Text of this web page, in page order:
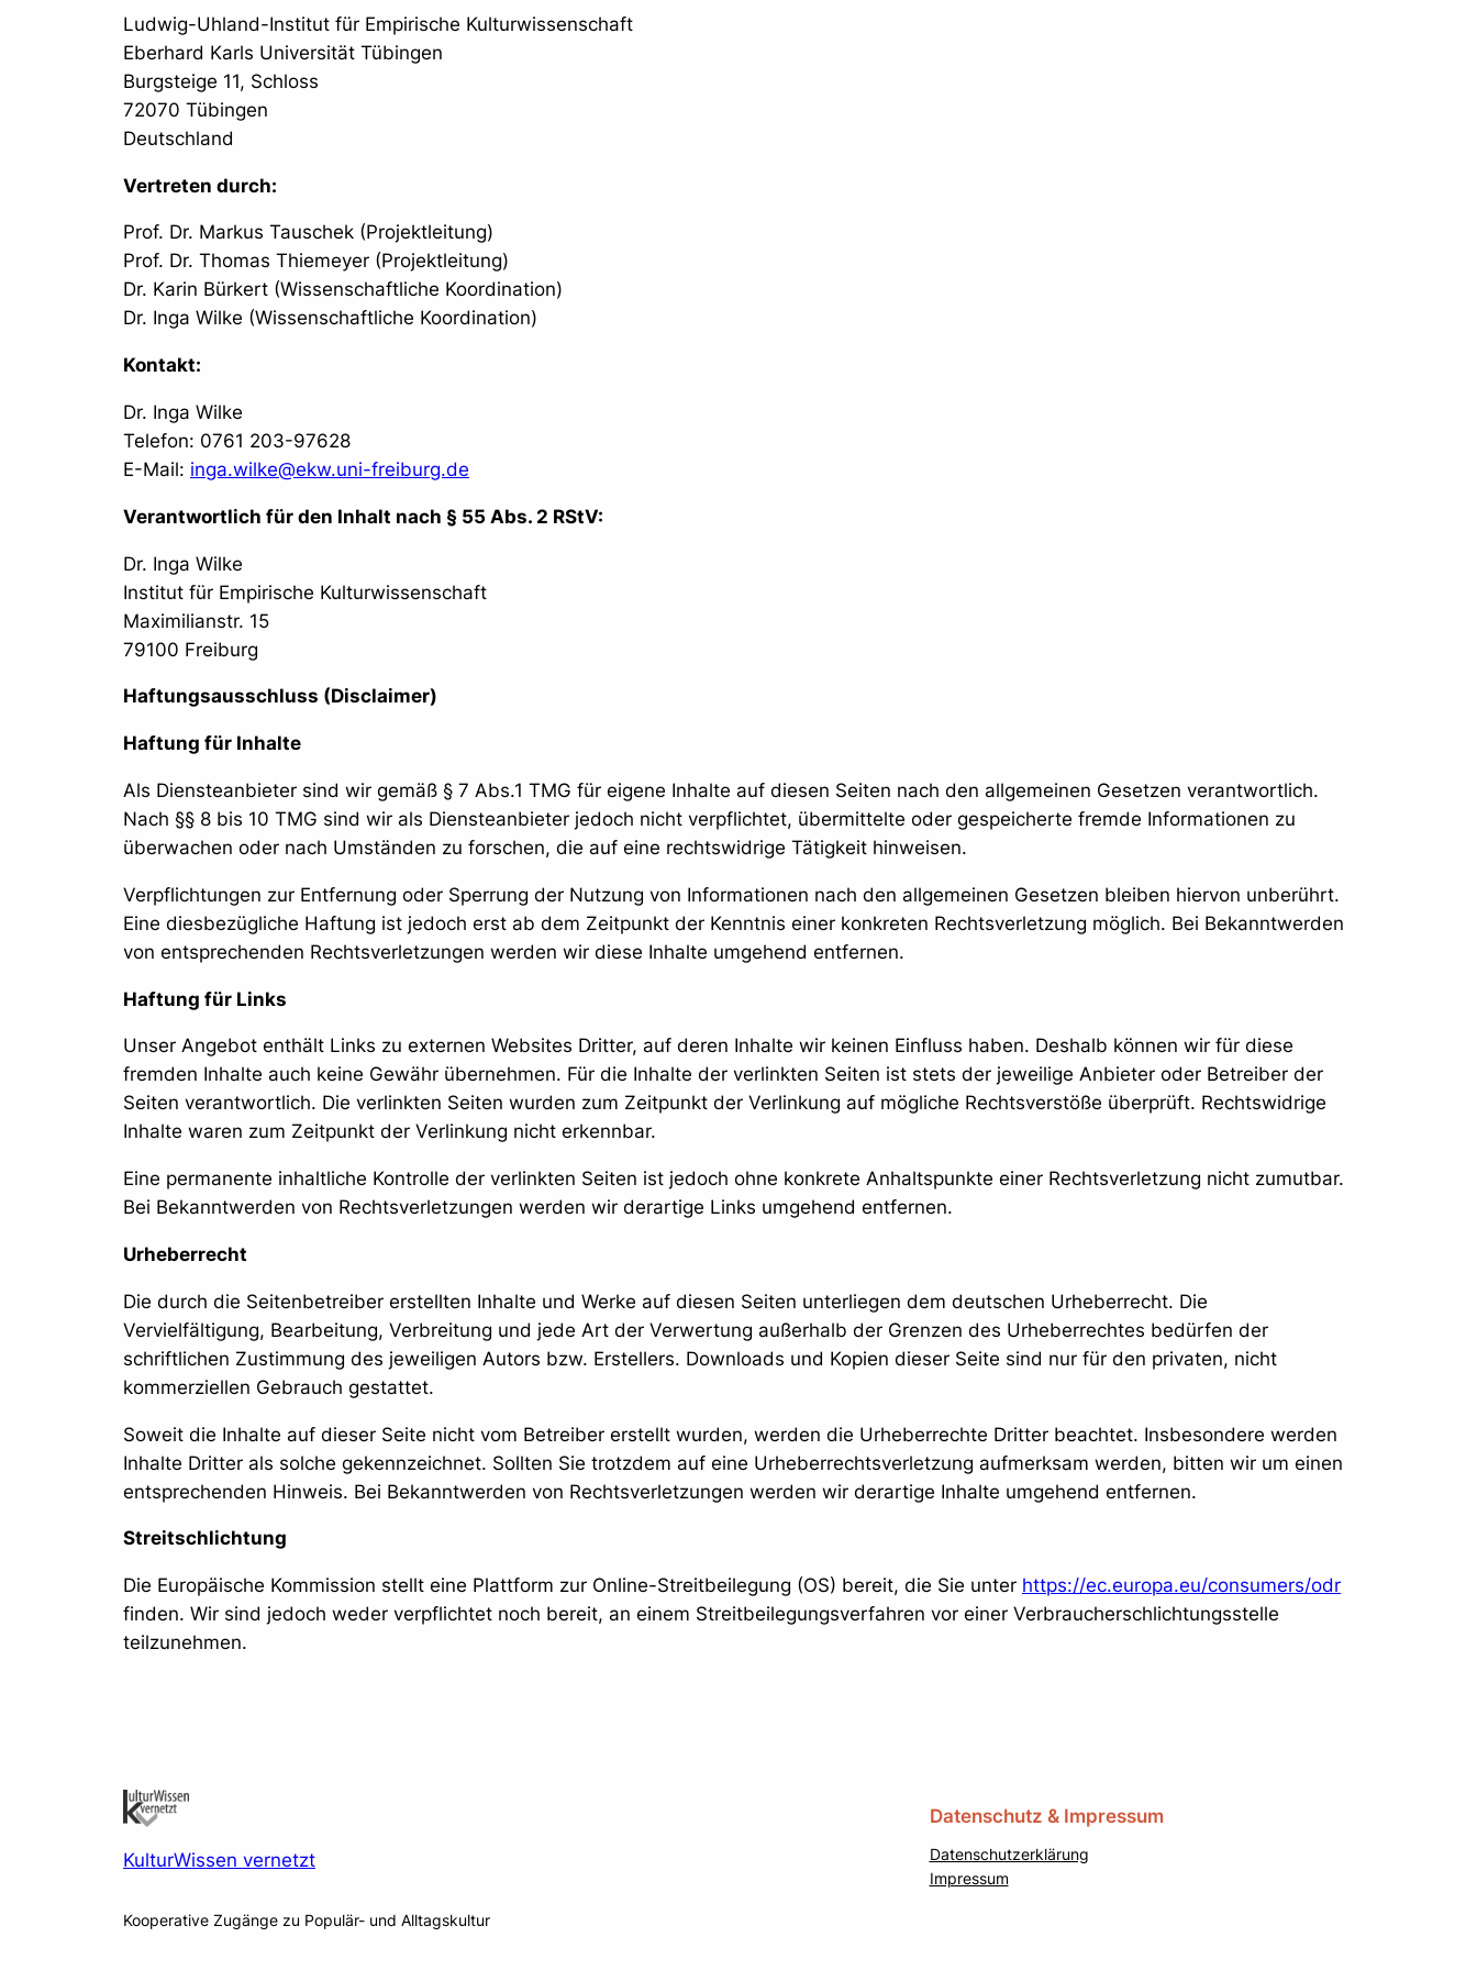
Ludwig-Uhland-Institut für Empirische Kulturwissenschaft
Eberhard Karls Universität Tübingen
Burgsteige 11, Schloss
72070 Tübingen
Deutschland
Vertreten durch:
Prof. Dr. Markus Tauschek (Projektleitung)
Prof. Dr. Thomas Thiemeyer (Projektleitung)
Dr. Karin Bürkert (Wissenschaftliche Koordination)
Dr. Inga Wilke (Wissenschaftliche Koordination)
Kontakt:
Dr. Inga Wilke
Telefon: 0761 203-97628
E-Mail: inga.wilke@ekw.uni-freiburg.de
Verantwortlich für den Inhalt nach § 55 Abs. 2 RStV:
Dr. Inga Wilke
Institut für Empirische Kulturwissenschaft
Maximilianstr. 15
79100 Freiburg
Haftungsausschluss (Disclaimer)
Haftung für Inhalte
Als Diensteanbieter sind wir gemäß § 7 Abs.1 TMG für eigene Inhalte auf diesen Seiten nach den allgemeinen Gesetzen verantwortlich.
Nach §§ 8 bis 10 TMG sind wir als Diensteanbieter jedoch nicht verpflichtet, übermittelte oder gespeicherte fremde Informationen zu
überwachen oder nach Umständen zu forschen, die auf eine rechtswidrige Tätigkeit hinweisen.
Verpflichtungen zur Entfernung oder Sperrung der Nutzung von Informationen nach den allgemeinen Gesetzen bleiben hiervon unberührt.
Eine diesbezügliche Haftung ist jedoch erst ab dem Zeitpunkt der Kenntnis einer konkreten Rechtsverletzung möglich. Bei Bekanntwerden
von entsprechenden Rechtsverletzungen werden wir diese Inhalte umgehend entfernen.
Haftung für Links
Unser Angebot enthält Links zu externen Websites Dritter, auf deren Inhalte wir keinen Einfluss haben. Deshalb können wir für diese
fremden Inhalte auch keine Gewähr übernehmen. Für die Inhalte der verlinkten Seiten ist stets der jeweilige Anbieter oder Betreiber der
Seiten verantwortlich. Die verlinkten Seiten wurden zum Zeitpunkt der Verlinkung auf mögliche Rechtsverstöße überprüft. Rechtswidrige
Inhalte waren zum Zeitpunkt der Verlinkung nicht erkennbar.
Eine permanente inhaltliche Kontrolle der verlinkten Seiten ist jedoch ohne konkrete Anhaltspunkte einer Rechtsverletzung nicht zumutbar.
Bei Bekanntwerden von Rechtsverletzungen werden wir derartige Links umgehend entfernen.
Urheberrecht
Die durch die Seitenbetreiber erstellten Inhalte und Werke auf diesen Seiten unterliegen dem deutschen Urheberrecht. Die
Vervielfältigung, Bearbeitung, Verbreitung und jede Art der Verwertung außerhalb der Grenzen des Urheberrechtes bedürfen der
schriftlichen Zustimmung des jeweiligen Autors bzw. Erstellers. Downloads und Kopien dieser Seite sind nur für den privaten, nicht
kommerziellen Gebrauch gestattet.
Soweit die Inhalte auf dieser Seite nicht vom Betreiber erstellt wurden, werden die Urheberrechte Dritter beachtet. Insbesondere werden
Inhalte Dritter als solche gekennzeichnet. Sollten Sie trotzdem auf eine Urheberrechtsverletzung aufmerksam werden, bitten wir um einen
entsprechenden Hinweis. Bei Bekanntwerden von Rechtsverletzungen werden wir derartige Inhalte umgehend entfernen.
Streitschlichtung
Die Europäische Kommission stellt eine Plattform zur Online-Streitbeilegung (OS) bereit, die Sie unter https://ec.europa.eu/consumers/odr
finden. Wir sind jedoch weder verpflichtet noch bereit, an einem Streitbeilegungsverfahren vor einer Verbraucherschlichtungsstelle
teilzunehmen.
KulturWissen vernetzt
Kooperative Zugänge zu Populär- und Alltagskultur
Datenschutz & Impressum
Datenschutzerklärung
Impressum